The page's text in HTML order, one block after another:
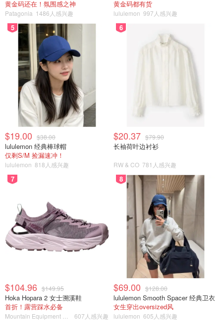
黄金码还在！氛围感之神
Patagonia 1486人感兴趣
黄金码都有货
lululemon 997人感兴趣
5
$19.00 $38.00
lululemon 经典棒球帽
仅剩S/M 捡漏速冲！
lululemon 818人感兴趣
6
$20.37 $79.90
长袖荷叶边衬衫
RW & CO 781人感兴趣
7
$104.96 $149.95
Hoka Hopara 2 女士溯溪鞋
首折！露营踩水必备
607人感兴趣
8
$69.00 $128.00
lululemon Smooth Spacer 经典卫衣
女生穿出oversized风
lululemon 605人感兴趣